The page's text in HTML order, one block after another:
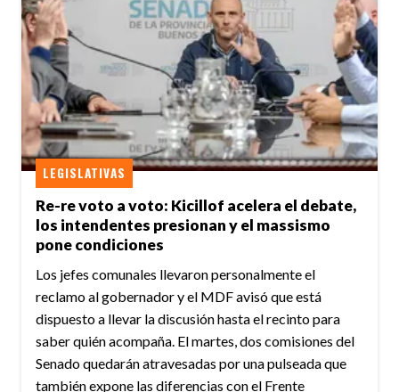
Re-re voto a voto: Kicillof acelera el debate,
los intendentes presionan y el massismo
pone condiciones
LEGISLATIVAS
Los jefes comunales llevaron personalmente el
reclamo al gobernador y el MDF avisó que está
dispuesto a llevar la discusión hasta el recinto para
saber quién acompaña. El martes, dos comisiones del
Senado quedarán atravesadas por una pulseada que
también expone las diferencias con el Frente